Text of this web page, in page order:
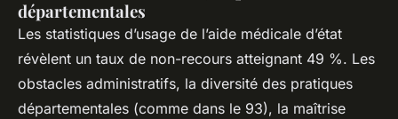
départementales
Les statistiques d’usage de l’aide médicale d’état
révèlent un taux de non-recours atteignant 49 %. Les
obstacles administratifs, la diversité des pratiques
départementales (comme dans le 93), la maîtrise